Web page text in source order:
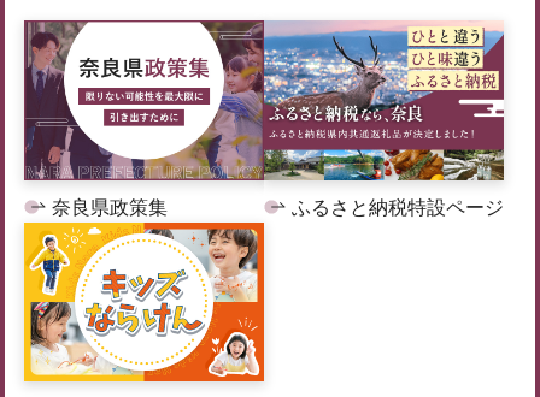
奈良県政策集 ふるさと納税特設ページ